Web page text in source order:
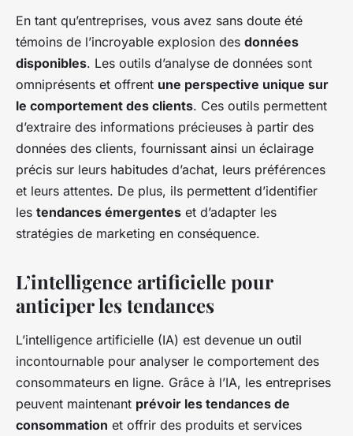
En tant qu’entreprises, vous avez sans doute été
témoins de l’incroyable explosion des données
disponibles. Les outils d’analyse de données sont
omniprésents et offrent une perspective unique sur
le comportement des clients. Ces outils permettent
d’extraire des informations précieuses à partir des
données des clients, fournissant ainsi un éclairage
précis sur leurs habitudes d’achat, leurs préférences
et leurs attentes. De plus, ils permettent d’identifier
les tendances émergentes et d’adapter les
stratégies de marketing en conséquence.
L’intelligence artificielle pour
anticiper les tendances
L’intelligence artificielle (IA) est devenue un outil
incontournable pour analyser le comportement des
consommateurs en ligne. Grâce à l’IA, les entreprises
peuvent maintenant prévoir les tendances de
consommation et offrir des produits et services